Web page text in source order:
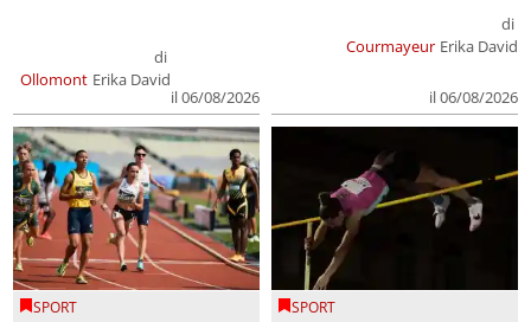
Ollomont
di
Erika David
il 06/08/2026
Courmayeur
di
Erika David
il 06/08/2026
SPORT SPORT